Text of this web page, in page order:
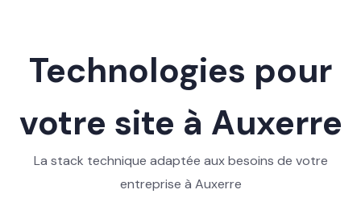
Technologies pour
votre site à Auxerre
La stack technique adaptée aux besoins de votre
entreprise à Auxerre